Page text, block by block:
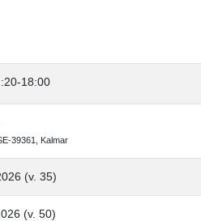
18:00
39361, Kalmar
(v. 35)
(v. 50)